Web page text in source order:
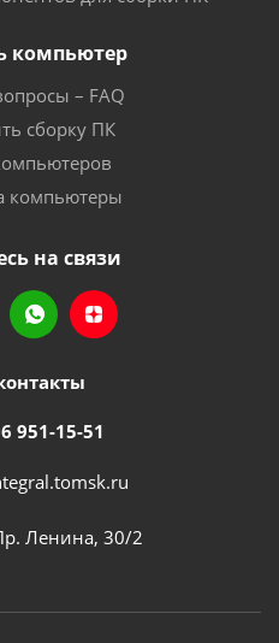
компьютер
– FAQ
сборку ПК
компьютеры
на связи
951-15-51
Ленина, 30/2